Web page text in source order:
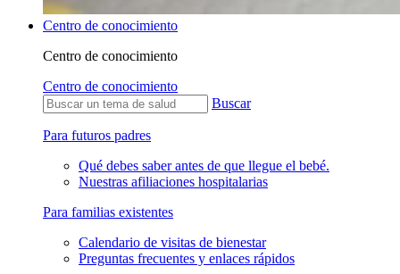
Centro de conocimiento
Centro de conocimiento
Centro de conocimiento
Buscar
Para futuros padres
Qué debes saber antes de que llegue el bebé.
Nuestras afiliaciones hospitalarias
Para familias existentes
Calendario de visitas de bienestar
Preguntas frecuentes y enlaces rápidos